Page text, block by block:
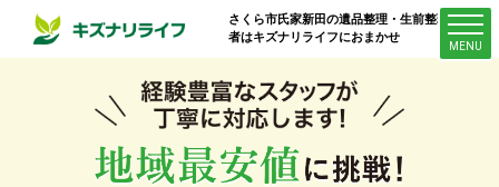
さくら市氏家新田の遺品整理・生前整理業
者はキズナリライフにおまかせ